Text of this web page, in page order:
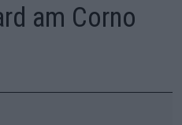
am Corno